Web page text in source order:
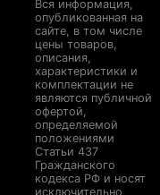
Вся информация,
опубликованная на
сайте, в том числе
цены товаров,
описания,
характеристики и
комплектации не
являются публичной
офертой,
определяемой
положениями
Статьи 437
Гражданского
кодекса РФ и носят
исключительно